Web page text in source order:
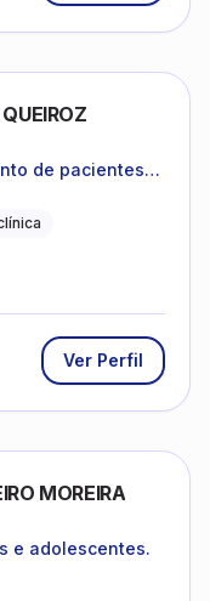
de pacientes
Ver Perfil
MOREIRA
e adolescentes.